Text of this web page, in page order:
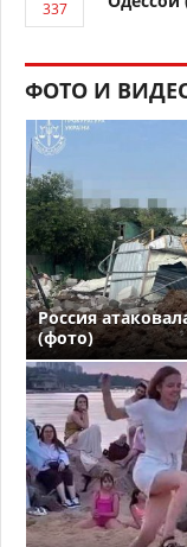
ФОТО И
Россия
(фото)